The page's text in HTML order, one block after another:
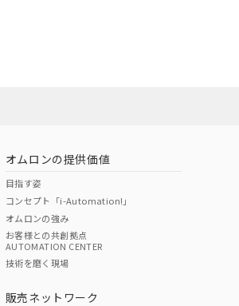
オムロンの提供価値
目指す姿
コンセプト「i-Automation!」
オムロンの強み
お客様との共創拠点
AUTOMATION CENTER
技術を磨く現場
販売ネットワーク